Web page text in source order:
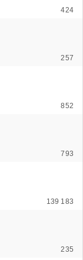
424
257
852
793
139 183
235